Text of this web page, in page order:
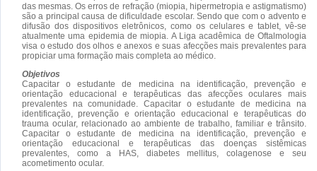
das mesmas. Os erros de refração (miopia, hipermetropia e astigmatismo)
são a principal causa de dificuldade escolar. Sendo que com o advento e
difusão dos dispositivos eletrônicos, como os celulares e tablet, vê-se
atualmente uma epidemia de miopia. A Liga acadêmica de Oftalmologia
visa o estudo dos olhos e anexos e suas afecções mais prevalentes para
propiciar uma formação mais completa ao médico.
Objetivos
Capacitar o estudante de medicina na identificação, prevenção e
orientação educacional e terapêuticas das afecções oculares mais
prevalentes na comunidade. Capacitar o estudante de medicina na
identificação, prevenção e orientação educacional e terapêuticas do
trauma ocular, relacionado ao ambiente de trabalho, familiar e trânsito.
Capacitar o estudante de medicina na identificação, prevenção e
orientação educacional e terapêuticas das doenças sistêmicas
prevalentes, como a HAS, diabetes mellitus, colagenose e seu
acometimento ocular.